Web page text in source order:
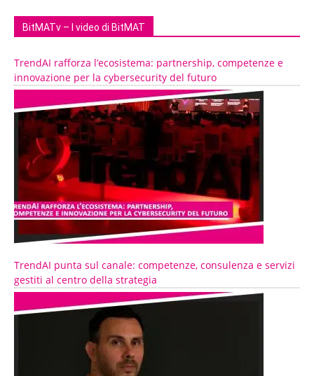
BitMATv – I video di BitMAT
TrendAI rafforza l’ecosistema: partnership, competenze e
innovazione per la cybersecurity del futuro
TrendAI punta sul canale: competenze, consulenza e servizi
gestiti al centro della strategia